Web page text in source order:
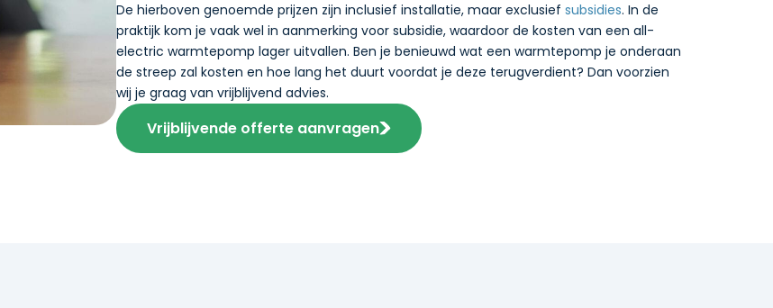
De hierboven genoemde prijzen zijn inclusief installatie, maar exclusief subsidies. In de
praktijk kom je vaak wel in aanmerking voor subsidie, waardoor de kosten van een all-
electric warmtepomp lager uitvallen. Ben je benieuwd wat een warmtepomp je onderaan
de streep zal kosten en hoe lang het duurt voordat je deze terugverdient? Dan voorzien
wij je graag van vrijblijvend advies.
Vrijblijvende offerte aanvragen